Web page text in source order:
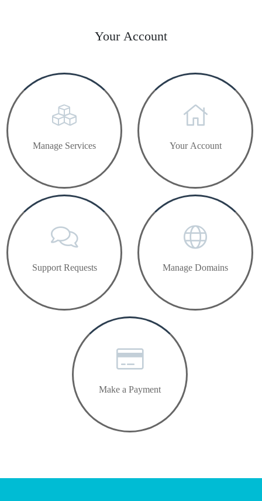
Your Account
Your Account
Manage Services
Manage Domains
Support Requests
Make a Payment